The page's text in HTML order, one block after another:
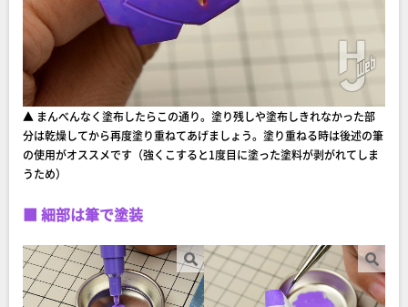
▲ まんべんなく塗布したらこの通り。塗り残しや塗布しきれなかった部
分は乾燥してから再度塗り重ねてあげましょう。塗り重ねる時は後述の筆
の使用がオススメです（強くこすると1度目に塗った塗料が剥がれてしま
うため）
■ 細部は筆で塗装